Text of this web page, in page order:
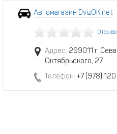
Автомагазин DvizOK.net
Адрес: 299011 г.
Октябрьского, 27
Телефон: +7 (978)